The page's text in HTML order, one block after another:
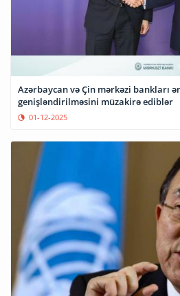
Azərbaycan və Çin mərkəzi bankları
genişləndirilməsini müzakirə ediblər
01-12-2025